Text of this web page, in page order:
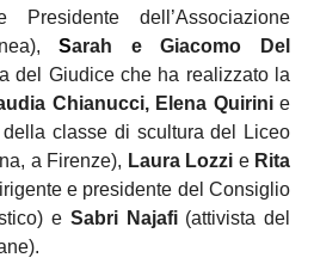
dell’Associazione
Sarah e Giacomo Del
del Giudice che ha realizzato la
Chianucci, Elena Quirini e
classe di scultura del Liceo
a Firenze), Laura Lozzi e Rita
e presidente del Consiglio
e Sabri Najafi(attivista del